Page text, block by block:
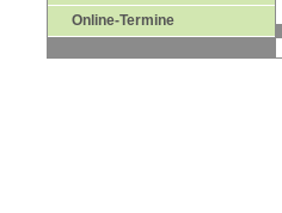
Online-Termine